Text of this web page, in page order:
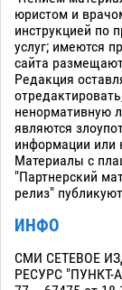
юристом и
инструкцией по
услуг; имеются
сайта
Редакция
ненормативную
являются
информации или
Материалы с
"Партнерский
релиз"
ИНФО
СМИ СЕТЕВОЕ
РЕСУРС "ПУНКТ-